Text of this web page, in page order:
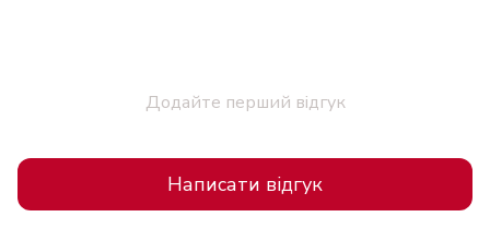
Додайте перший відгук
Написати відгук